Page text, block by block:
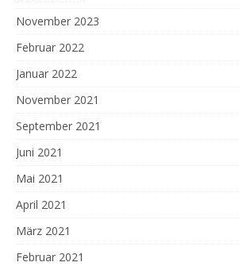
November 2023
Februar 2022
Januar 2022
November 2021
September 2021
Juni 2021
Mai 2021
April 2021
März 2021
Februar 2021